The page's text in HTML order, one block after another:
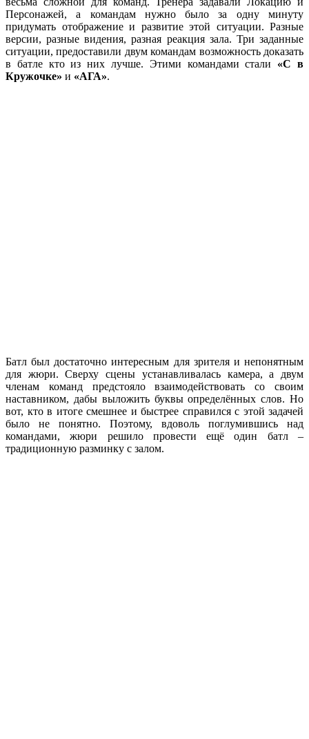
Персонажей, а командам нужно было за одну минуту
придумать отображение и развитие этой ситуации. Разные
версии, разные видения, разная реакция зала. Три заданные
ситуации, предоставили двум командам возможность доказать
в батле кто из них лучше. Этими командами стали «С в
Кружочке» и «АГА».
Батл был достаточно интересным для зрителя и непонятным
для жюри. Сверху сцены устанавливалась камера, а двум
членам команд предстояло взаимодействовать со своим
наставником, дабы выложить буквы определённых слов. Но
вот, кто в итоге смешнее и быстрее справился с этой задачей
было не понятно. Поэтому, вдоволь поглумившись над
командами, жюри решило провести ещё один батл –
традиционную разминку с залом.